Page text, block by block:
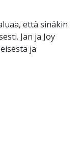
että sinäkin
Jan ja Joy
ja